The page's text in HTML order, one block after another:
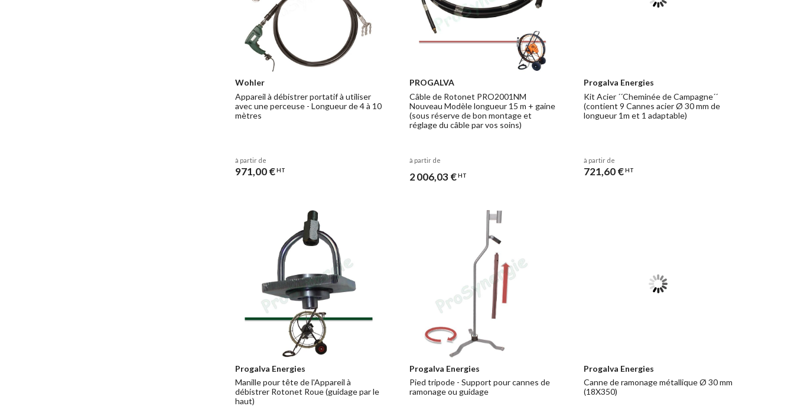
Wohler
Appareil à débistrer portatif à utiliser
avec une perceuse - Longueur de 4 à 10
mètres
à partir de
971,00 €HT
PROGALVA
Câble de Rotonet PRO2001NM
Nouveau Modèle longueur 15 m + gaine
(sous réserve de bon montage et
réglage du câble par vos soins)
à partir de
2 006,03 €HT
Progalva Energies
Kit Acier ´´Cheminée de Campagne´´
(contient 9 Cannes acier Ø 30 mm de
longueur 1m et 1 adaptable)
à partir de
721,60 €HT
Progalva Energies
Manille pour tête de l'Appareil à
débistrer Rotonet Roue (guidage par le
haut)
Progalva Energies
Pied tripode - Support pour cannes de
ramonage ou guidage
Progalva Energies
Canne de ramonage métallique Ø 30 mm
(18X350)